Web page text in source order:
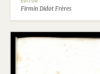
EDITOR
Firmin Didot Frères